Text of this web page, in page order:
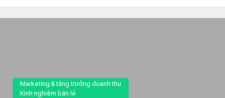
Marketing & tăng trưởng doanh thu
Kinh nghiệm bán lẻ